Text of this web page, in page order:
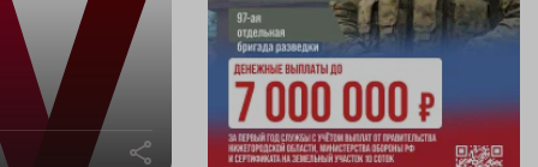
r
лидеров научно-популярного туризма
17:10